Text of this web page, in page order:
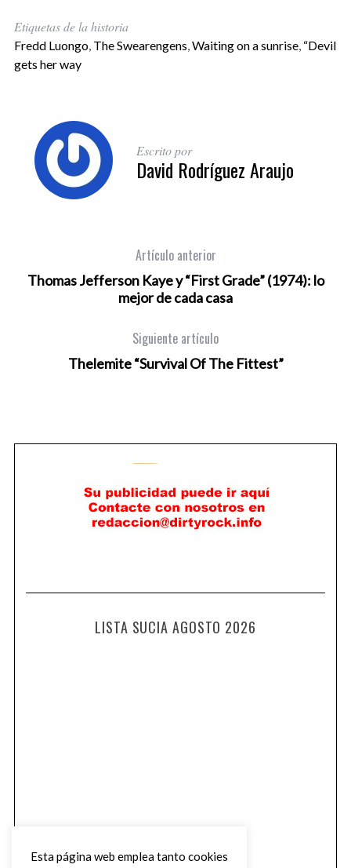
Etiquetas de la historia
Fredd Luongo, The Swearengens,Waiting on a sunrise, “Devil
gets her way
Escrito por
David Rodríguez Araujo
Artículo anterior
Thomas Jefferson Kaye y “First Grade” (1974): lo
mejor de cada casa
Siguiente artículo
Thelemite “Survival Of The Fittest”
LISTA SUCIA AGOSTO 2026
Esta página web emplea tanto cookies